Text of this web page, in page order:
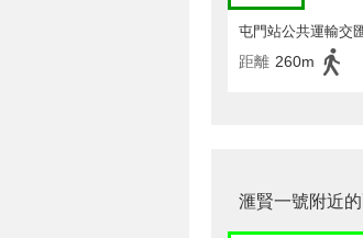
屯門站公共運輸交
距離 260m
滙賢一號附近